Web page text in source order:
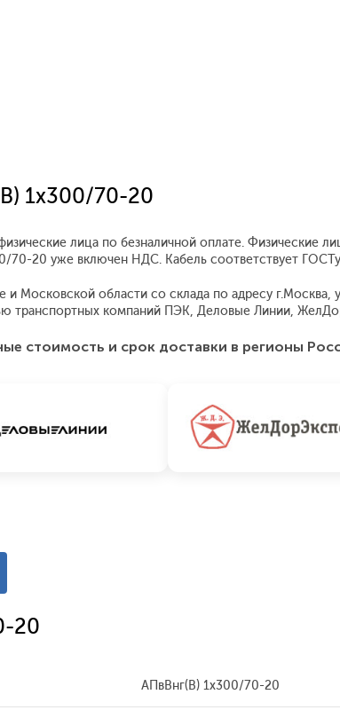
1x300/70-20
лица по безналичной оплате. Физические
70-20 уже включен НДС. Кабель соответствует
Московской области со склада по адресу г.Москва,
транспортных компаний ПЭК, Деловые Линии,
стоимость и срок доставки в регионы
20
АПвВнг(В) 1x300/70-20